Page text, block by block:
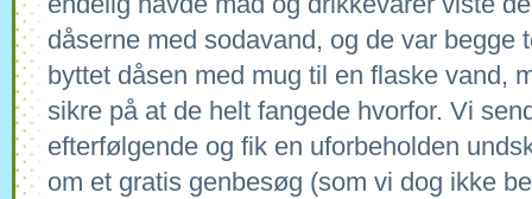
dåserne med sodavand, og de var begge
byttet dåsen med mug til en flaske vand,
sikre på at de helt fangede hvorfor. Vi
efterfølgende og fik en uforbeholden
om et gratis genbesøg (som vi dog ikke